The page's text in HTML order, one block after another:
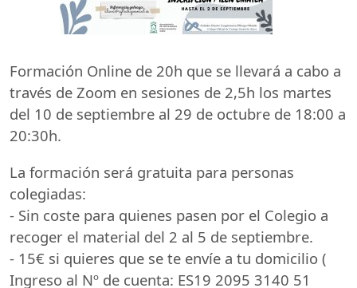
Formación Online de 20h que se llevará a cabo a
través de Zoom en sesiones de 2,5h los martes
del 10 de septiembre al 29 de octubre de 18:00 a
20:30h.
La formación será gratuita para personas
colegiadas:
- Sin coste para quienes pasen por el Colegio a
recoger el material del 2 al 5 de septiembre.
- 15€ si quieres que se te envíe a tu domicilio (
Ingreso al Nº de cuenta: ES19 2095 3140 51